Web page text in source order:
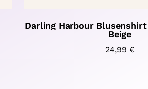
Darling Harbour
Beige
24,99 €